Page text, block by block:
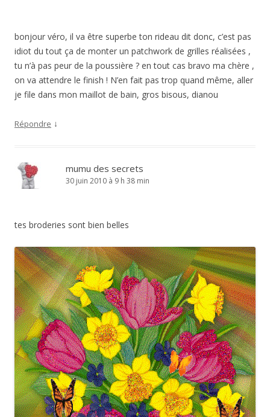
bonjour véro, il va être superbe ton rideau dit donc, c’est pas
idiot du tout ça de monter un patchwork de grilles réalisées ,
tu n’à pas peur de la poussière ? en tout cas bravo ma chère ,
on va attendre le finish ! N’en fait pas trop quand même, aller
je file dans mon maillot de bain, gros bisous, dianou
Répondre ↓
mumu des secrets
30 juin 2010 à 9 h 38 min
tes broderies sont bien belles